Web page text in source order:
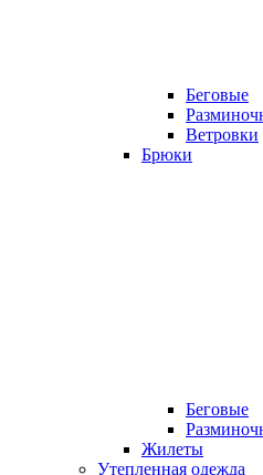
Беговые
Ветровки
Брюки
Беговые
Жилеты
Утепленная одежда